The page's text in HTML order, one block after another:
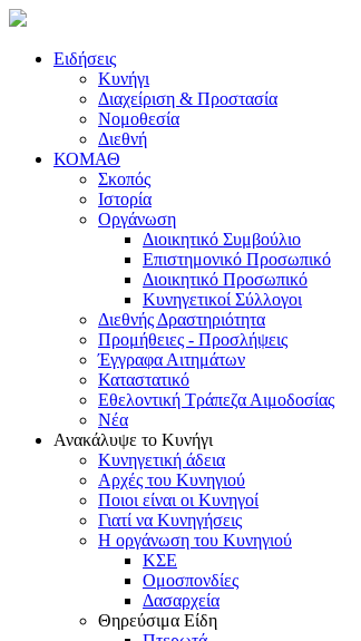
Ειδήσεις
Κυνήγι
Διαχείριση & Προστασία
Νομοθεσία
Διεθνή
ΚΟΜΑΘ
Σκοπός
Ιστορία
Οργάνωση
Διοικητικό Συμβούλιο
Επιστημονικό Προσωπικό
Διοικητικό Προσωπικό
Κυνηγετικοί Σύλλογοι
Διεθνής Δραστηριότητα
Προμήθειες - Προσλήψεις
Έγγραφα Αιτημάτων
Καταστατικό
Εθελοντική Τράπεζα Αιμοδοσίας
Νέα
Ανακάλυψε το Κυνήγι
Κυνηγετική άδεια
Αρχές του Κυνηγιού
Ποιοι είναι οι Κυνηγοί
Γιατί να Κυνηγήσεις
Η οργάνωση του Κυνηγιού
ΚΣΕ
Ομοσπονδίες
Δασαρχεία
Θηρεύσιμα Είδη